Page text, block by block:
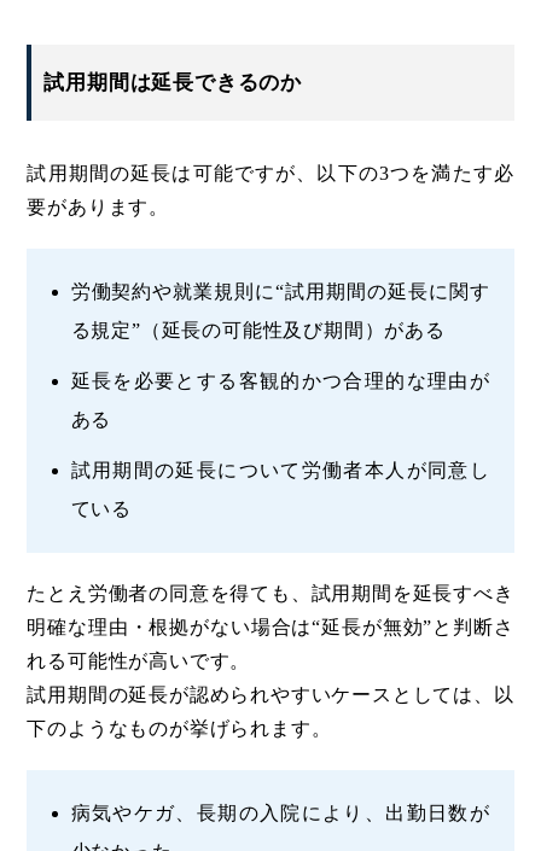
試用期間は延長できるのか
試用期間の延長は可能ですが、以下の3つを満たす必
要があります。
労働契約や就業規則に“試用期間の延長に関す
る規定”（延長の可能性及び期間）がある
延長を必要とする客観的かつ合理的な理由が
ある
試用期間の延長について労働者本人が同意し
ている
たとえ労働者の同意を得ても、試用期間を延長すべき
明確な理由・根拠がない場合は“延長が無効”と判断さ
れる可能性が高いです。
試用期間の延長が認められやすいケースとしては、以
下のようなものが挙げられます。
病気やケガ、長期の入院により、出勤日数が